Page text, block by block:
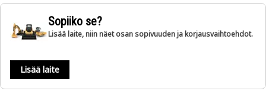
Sopiiko se?
Lisää laite, niin näet osan sopivuuden ja korjausvaihtoehdot.
Lisää laite